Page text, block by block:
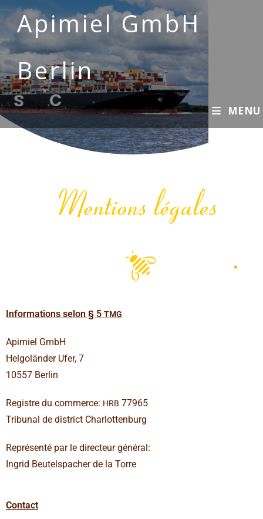
Apimiel GmbH
Berlin
MENU
Mentions légales
Infor­ma­tions selon § 5 TMG
Api­miel GmbH
Hel­go­länder Ufer, 7
10557 Berlin
Registre du com­merce: HRB 77965
Tri­bunal de dis­trict Charlottenburg
Repré­senté par le direc­teur général:
Ingrid Beu­tel­s­pa­cher de la Torre
Contact